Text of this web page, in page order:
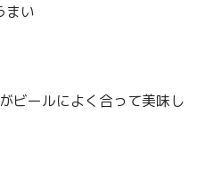
まい
ビールによく合って美味し